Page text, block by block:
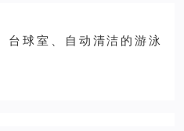
台球室、自动清洁的游泳